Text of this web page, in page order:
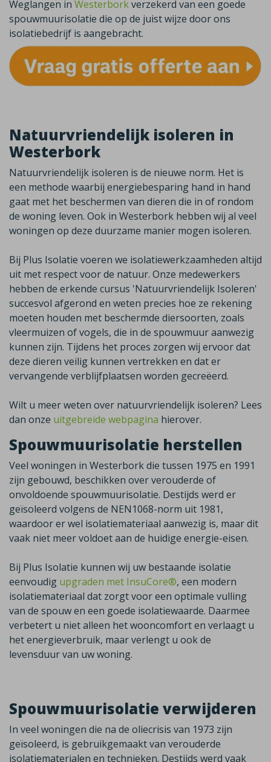
Weglangen in Westerborkverzekerd van een goede
spouwmuurisolatie die op de juist wijze door ons
isolatiebedrijf is aangebracht.
Natuurvriendelijk isoleren in
Westerbork
Natuurvriendelijk isoleren is de nieuwe norm. Het is
een methode waarbij energiebesparing hand in hand
gaat met het beschermen van dieren die in of rondom
de woning leven. Ook in Westerbork hebben wij al veel
woningen op deze duurzame manier mogen isoleren.
Bij Plus Isolatie voeren we isolatiewerkzaamheden altijd
uit met respect voor de natuur. Onze medewerkers
hebben de erkende cursus 'Natuurvriendelijk Isoleren'
succesvol afgerond en weten precies hoe ze rekening
moeten houden met beschermde diersoorten, zoals
vleermuizen of vogels, die in de spouwmuur aanwezig
kunnen zijn. Tijdens het proces zorgen wij ervoor dat
deze dieren veilig kunnen vertrekken en dat er
vervangende verblijfplaatsen worden gecreëerd.
Wilt u meer weten over natuurvriendelijk isoleren? Lees
dan onze uitgebreide webpagina hierover.
Spouwmuurisolatie herstellen
Veel woningen in Westerborkdie tussen 1975 en 1991
zijn gebouwd, beschikken over verouderde of
onvoldoende spouwmuurisolatie. Destijds werd er
geïsoleerd volgens de NEN1068-norm uit 1981,
waardoor er wel isolatiemateriaal aanwezig is, maar dit
vaak niet meer voldoet aan de huidige energie-eisen.
Bij Plus Isolatie kunnen wij uw bestaande isolatie
eenvoudig upgraden met InsuCore®, een modern
isolatiemateriaal dat zorgt voor een optimale vulling
van de spouw en een goede isolatiewaarde. Daarmee
verbetert u niet alleen het wooncomfort en verlaagt u
het energieverbruik, maar verlengt u ook de
levensduur van uw woning.
Spouwmuurisolatie verwijderen
In veel woningen die na de oliecrisis van 1973 zijn
geïsoleerd, is gebruikgemaakt van verouderde
isolatiematerialen en technieken. Destijds werd vaak